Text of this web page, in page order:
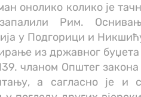
онолико колико је
Рим.
у Подгорици и
из државног буџета
чланом Општег закона
а сагласно је и